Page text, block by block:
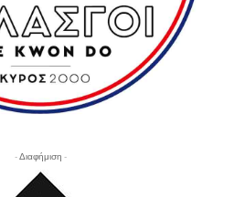
- Διαφήμιση -